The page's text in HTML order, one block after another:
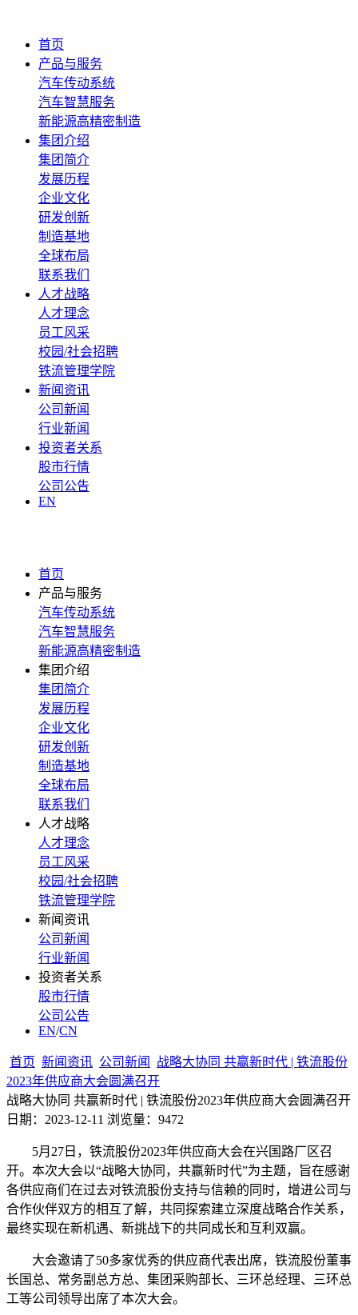
首页
产品与服务
汽车传动系统
汽车智慧服务
新能源高精密制造
集团介绍
集团简介
发展历程
企业文化
研发创新
制造基地
全球布局
联系我们
人才战略
人才理念
员工风采
校园/社会招聘
铁流管理学院
新闻资讯
公司新闻
行业新闻
投资者关系
股市行情
公司公告
EN
首页
产品与服务
汽车传动系统
汽车智慧服务
新能源高精密制造
集团介绍
集团简介
发展历程
企业文化
研发创新
制造基地
全球布局
联系我们
人才战略
人才理念
员工风采
校园/社会招聘
铁流管理学院
新闻资讯
公司新闻
行业新闻
投资者关系
股市行情
公司公告
EN/CN
首页 新闻资讯 公司新闻
战略大协同 共赢新时代 | 铁流股份
2023年供应商大会圆满召开
战略大协同 共赢新时代 | 铁流股份2023年供应商大会圆满召开
日期：2023-12-11 浏览量：9472
5月27日，铁流股份2023年供应商大会在兴国路厂区召
开。本次大会以“战略大协同，共赢新时代”为主题，旨在感谢
各供应商们在过去对铁流股份支持与信赖的同时，增进公司与
合作伙伴双方的相互了解，共同探索建立深度战略合作关系，
最终实现在新机遇、新挑战下的共同成长和互利双赢。
大会邀请了50多家优秀的供应商代表出席，铁流股份董事
长国总、常务副总方总、集团采购部长、三环总经理、三环总
工等公司领导出席了本次大会。